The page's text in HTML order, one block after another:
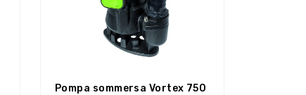
Pompa sommersa Vortex 750